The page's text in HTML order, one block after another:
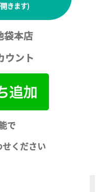
きます)
袋本店
ウント
で
ください